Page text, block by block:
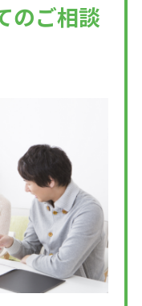
のご相談